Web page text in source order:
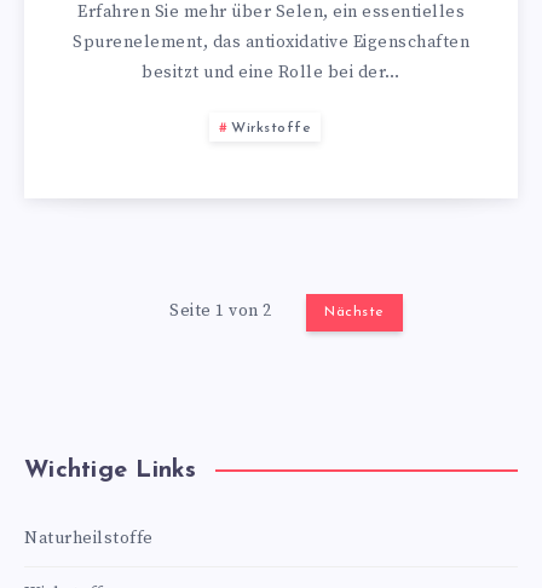
Erfahren Sie mehr über Selen, ein essentielles
Spurenelement, das antioxidative Eigenschaften
besitzt und eine Rolle bei der…
Wirkstoffe
Seite 1 von 2 Nächste
Wichtige Links
Naturheilstoffe